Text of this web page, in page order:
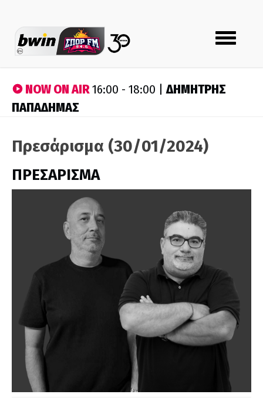
Toggle
navigation
NOW ON AIR16:00 - 18:00 |ΔΗΜΗΤΡΗΣ
ΠΑΠΑΔΗΜΑΣ
Πρεσάρισμα (30/01/2024)
ΠΡΕΣΑΡΙΣΜΑ